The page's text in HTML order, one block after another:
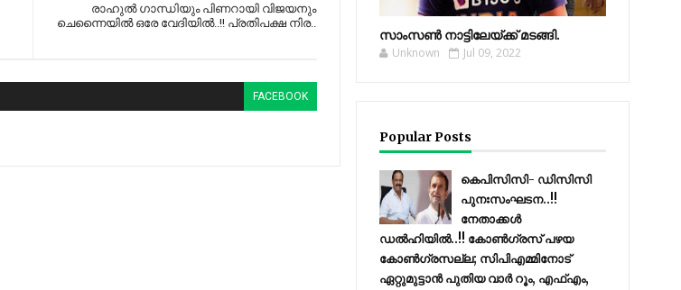
രാഹുൽ ഗാന്ധിയും പിണറായി വിജയനും
ചെന്നൈയില്‍ ഒരേ വേദിയിൽ..!! പ്രതിപക്ഷ നിര..
FACEBOOK
സാംസണ്‍ നാട്ടിലേയ്‌ക്ക് മടങ്ങി.
Unknown Jul 09, 2022
Popular Posts
കെപിസിസി- ഡിസിസി
പുനഃസംഘടന..!!
നേതാക്കൾ
ഡൽഹിയിൽ..!! കോണ്‍ഗ്രസ് പഴയ
കോണ്‍ഗ്രസല്ല; സിപിഎമ്മിനോട്
ഏറ്റുമുട്ടാന്‍ പുതിയ വാര്‍ റൂം, എഫ്‌എം,